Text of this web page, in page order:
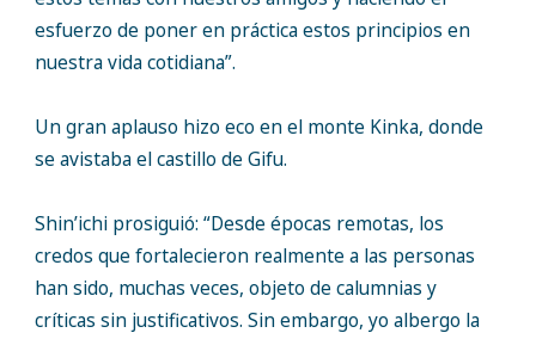
esfuerzo de poner en práctica estos principios en
nuestra vida cotidiana”.
Un gran aplauso hizo eco en el monte Kinka, donde
se avistaba el castillo de Gifu.
Shin’ichi prosiguió: “Desde épocas remotas, los
credos que fortalecieron realmente a las personas
han sido, muchas veces, objeto de calumnias y
críticas sin justificativos. Sin embargo, yo albergo la